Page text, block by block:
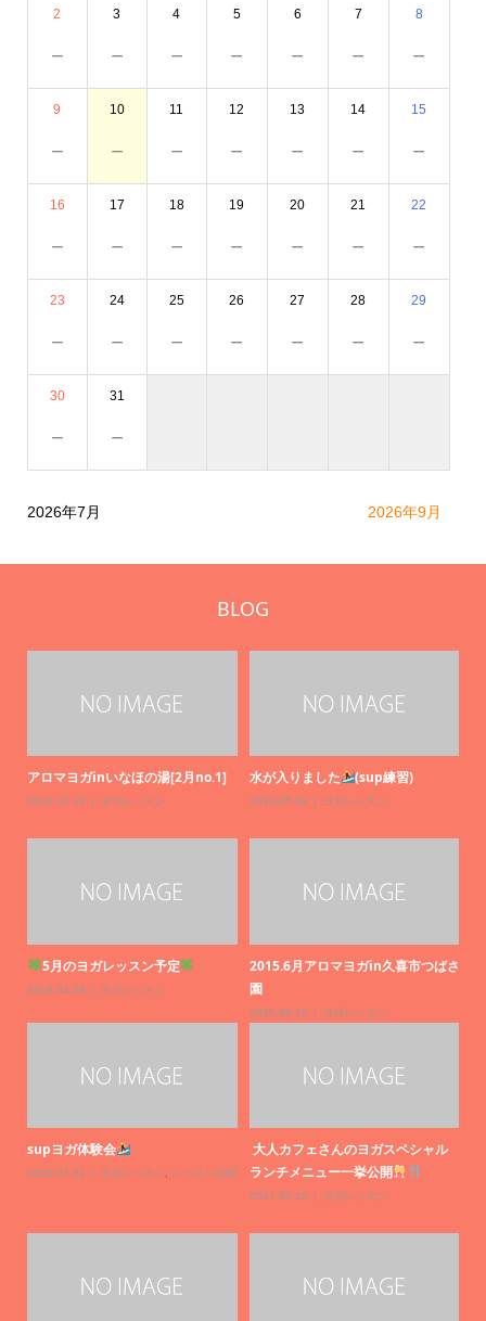
2
－
3
－
4
－
5
－
6
－
7
－
8
－
9
－
10
－
11
－
12
－
13
－
14
－
15
－
16
－
17
－
18
－
19
－
20
－
21
－
22
－
23
－
24
－
25
－
26
－
27
－
28
－
29
－
30
－
31
－
2026年7月 2026年9月
BLOG
アロマヨガinいなほの湯[2月no.1]
2014.02.19 ヨガレッスン
水が入りました (sup練習)
2019.05.02 ヨガレッスン
5月のヨガレッスン予定
2016.04.29 ヨガレッスン
2015.6月アロマヨガin久喜市つばさ
園
2015.06.18 ヨガレッスン
supヨガ体験会
2020.07.21 ヨガレッスン レッスン日程
大人カフェさんのヨガスペシャル
ランチメニュー一挙公開
2017.05.13 ヨガレッスン